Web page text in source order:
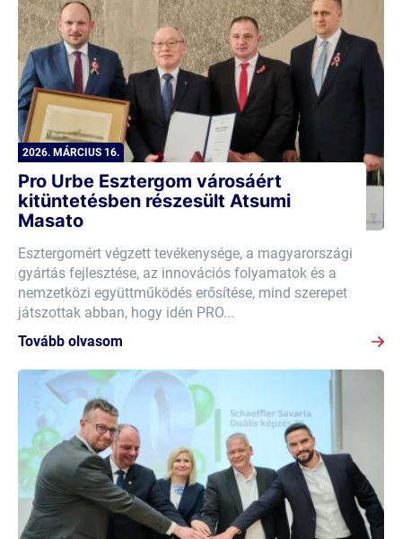
2026. MÁRCIUS 16.
Pro Urbe Esztergom városáért
kitüntetésben részesült Atsumi
Masato
Esztergomért végzett tevékenysége, a magyarországi
gyártás fejlesztése, az innovációs folyamatok és a
nemzetközi együttműködés erősítése, mind szerepet
játszottak abban, hogy idén PRO...
Tovább olvasom